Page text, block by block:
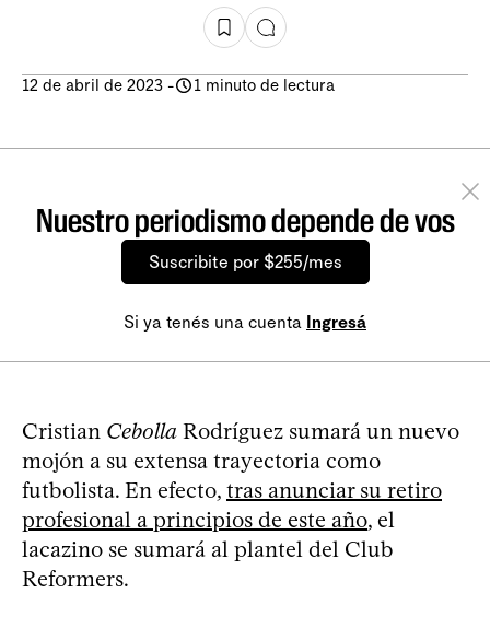
12 de abril de 2023 - 1 minuto de lectura
Nuestro periodismo depende de vos
Suscribite por $255/mes
Si ya tenés una cuenta Ingresá
Cristian Cebolla Rodríguez sumará un nuevo
mojón a su extensa trayectoria como
futbolista. En efecto, tras anunciar su retiro
profesional a principios de este año, el
lacazino se sumará al plantel del Club
Reformers.